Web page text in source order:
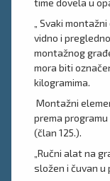
time dovela u
„ Svaki
vidno i
montažnog
mora biti
kilogramima.
Montažni
prema
(član 125.).
„Ručni alat na
složen i čuvan u